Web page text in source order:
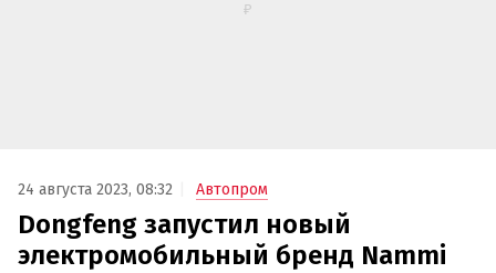
24 августа 2023, 08:32 Автопром
Dongfeng запустил новый
электромобильный бренд Nammi